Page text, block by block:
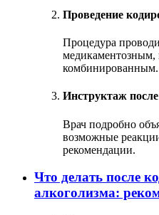
Проведение
Процедура
медикаментозным,
комбинированным.
Инструктаж
Врач подробно
возможные
рекомендации.
Что делать после
алкоголизма: